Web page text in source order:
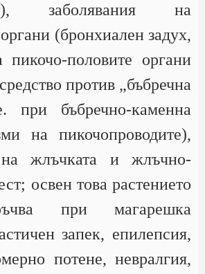
заболявания на
(бронхиален задух,
пикочо-половите органи
против „бъбречна
при бъбречно-каменна
на пикочопроводите),
на жлъчката и жлъчно-
освен това растението
при магарешка
запек, епилепсия,
потене, невралгия,